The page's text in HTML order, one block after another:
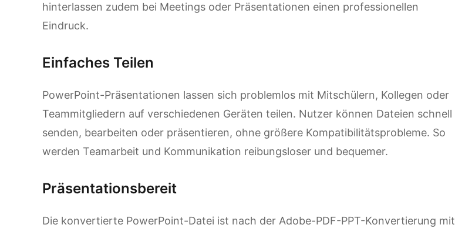
hinterlassen zudem bei Meetings oder Präsentationen einen professionellen
Eindruck.
Einfaches Teilen
PowerPoint-Präsentationen lassen sich problemlos mit Mitschülern, Kollegen oder
Teammitgliedern auf verschiedenen Geräten teilen. Nutzer können Dateien schnell
senden, bearbeiten oder präsentieren, ohne größere Kompatibilitätsprobleme. So
werden Teamarbeit und Kommunikation reibungsloser und bequemer.
Präsentationsbereit
Die konvertierte PowerPoint-Datei ist nach der Adobe-PDF-PPT-Konvertierung mit